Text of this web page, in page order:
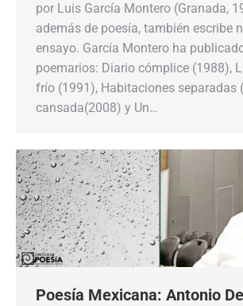
por Luis García Montero (Granada,
además de poesía, también escribe
ensayo. García Montero ha
poemarios: Diario cómplice (1988),
frío (1991), Habitaciones separadas
cansada(2008) y Un…
Poesía Mexicana: Antonio